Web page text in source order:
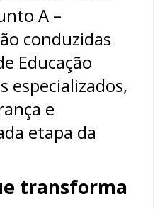
A –
conduzidas
Educação
especializados,
e
etapa da
transforma